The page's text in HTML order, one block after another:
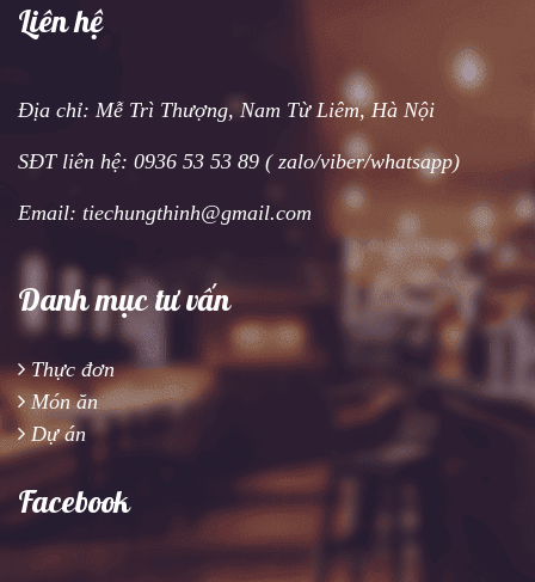
Liên hệ
Địa chỉ: Mễ Trì Thượng, Nam Từ Liêm, Hà Nội
SĐT liên hệ: 0936 53 53 89 ( zalo/viber/whatsapp)
Email: tiechungthinh@gmail.com
Danh mục tư vấn
Thực đơn
Món ăn
Dự án
Facebook